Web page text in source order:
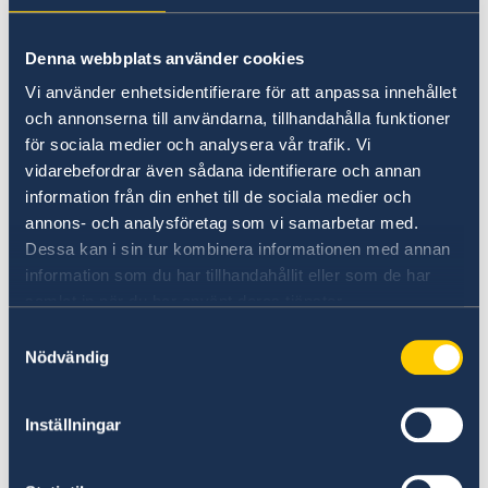
Denna webbplats använder cookies
Vi använder enhetsidentifierare för att anpassa innehållet
och annonserna till användarna, tillhandahålla funktioner
för sociala medier och analysera vår trafik. Vi
vidarebefordrar även sådana identifierare och annan
information från din enhet till de sociala medier och
annons- och analysföretag som vi samarbetar med.
Dessa kan i sin tur kombinera informationen med annan
information som du har tillhandahållit eller som de har
Nödvändig
Inställningar
område.
Förnybar energi – med fokus på sol, vind och
biomassa – är en central del av landets gröna
omställning. Även farmaceutiska produkter och
lätt ingenjörskonst erbjuder stora möjligheter
för företag som vill etablera sig på en växande
marknad. Dessutom öppnar fintech och
digitala betalningslösningar för innovation
inom finansiella tjänster, i takt med att
Bangladesh blir en alltmer digital ekonomi.
Att navigera i en komplex marknad
Bangladesh är en marknad med stor potential,
Politisk osäkerhet och behov av strukturella